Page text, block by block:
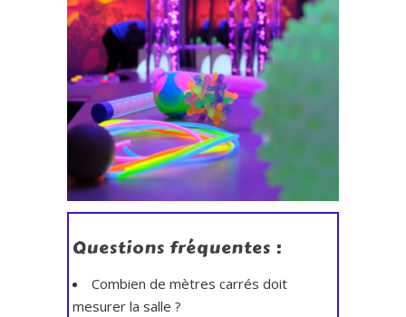
Questions fréquentes :
Combien de mètres carrés doit
mesurer la salle ?